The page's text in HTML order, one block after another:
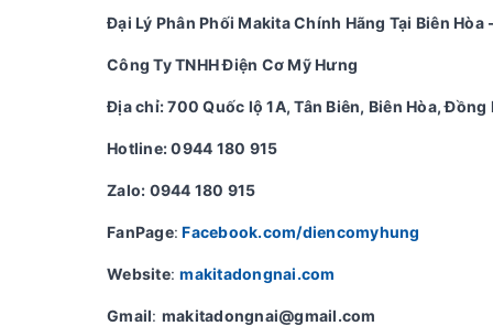
Đại Lý Phân Phối Makita Chính Hãng Tại Biên Hòa
Công Ty TNHH Điện Cơ Mỹ Hưng
Địa chỉ: 700 Quốc lộ 1A, Tân Biên, Biên Hòa, Đồng
Hotline: 0944 180 915
Zalo: 0944 180 915
FanPage: Facebook.com/diencomyhung
Website:makitadongnai.com
Gmail: makitadongnai@gmail.com